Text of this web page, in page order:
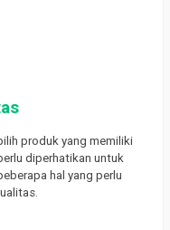
produk yang memiliki
diperhatikan untuk
hal yang perlu